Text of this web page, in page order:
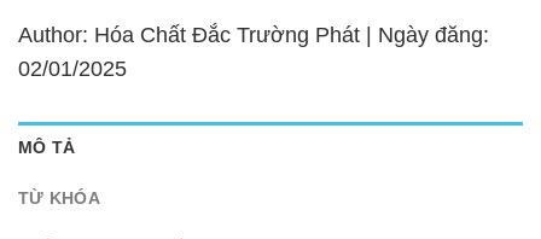
Author: Hóa Chất Đắc Trường Phát | Ngày đăng:
02/01/2025
MÔ TẢ
TỪ KHÓA